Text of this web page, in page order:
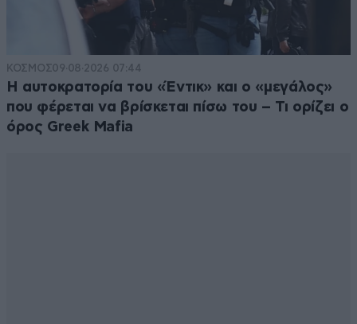
ΚΟΣΜΟΣ09·08·2026 07:44
Η αυτοκρατορία του «Έντικ» και ο «μεγάλος»
που φέρεται να βρίσκεται πίσω του – Τι ορίζει ο
όρος Greek Mafia